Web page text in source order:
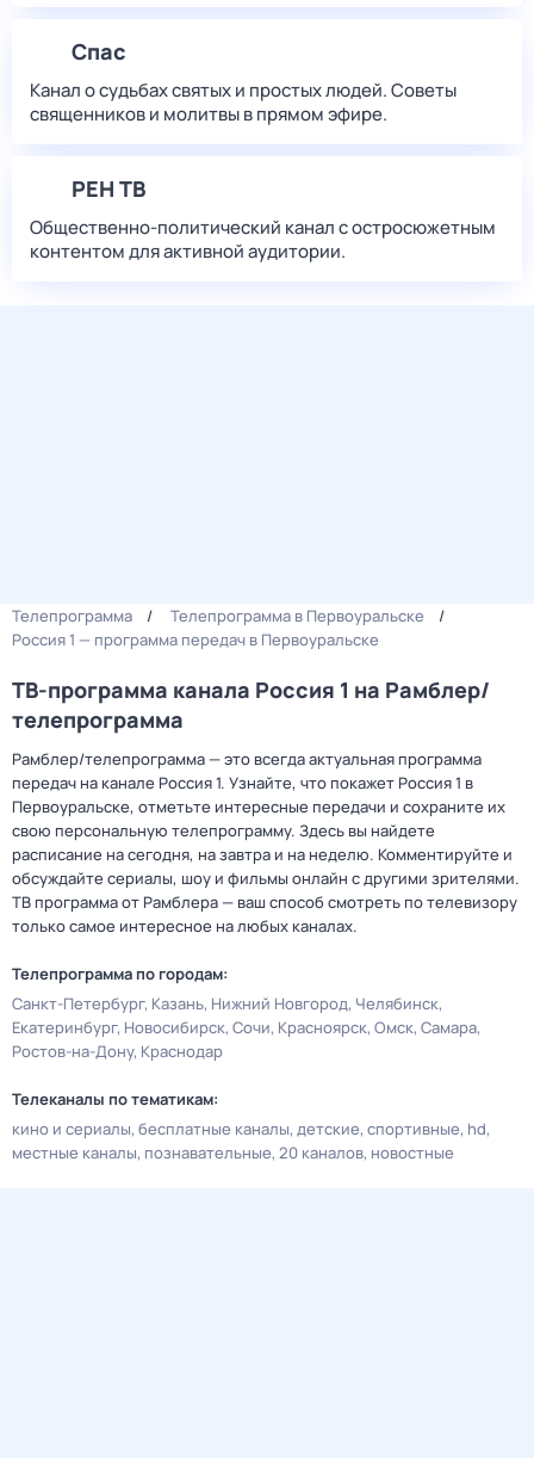
Спас
Канал о судьбах святых и простых людей. Советы
священников и молитвы в прямом эфире.
РЕН ТВ
Общественно-политический канал с остросюжетным
контентом для активной аудитории.
Телепрограмма
Телепрограмма в Первоуральске
Россия 1 — программа передач в Первоуральске
ТВ-программа канала Россия 1 на Рамблер/
телепрограмма
Рамблер/телепрограмма — это всегда актуальная программа
передач на канале Россия 1. Узнайте, что покажет Россия 1 в
Первоуральске, отметьте интересные передачи и сохраните их
свою персональную телепрограмму. Здесь вы найдете
расписание на сегодня, на завтра и на неделю. Комментируйте и
обсуждайте сериалы, шоу и фильмы онлайн с другими зрителями.
ТВ программа от Рамблера — ваш способ смотреть по телевизору
только самое интересное на любых каналах.
Телепрограмма по городам:
Санкт-Петербург Казань Нижний Новгород Челябинск
Екатеринбург Новосибирск Сочи Красноярск Омск Самара
Ростов-на-Дону Краснодар
Телеканалы по тематикам:
кино и сериалы бесплатные каналы детские спортивные hd
местные каналы познавательные 20 каналов новостные